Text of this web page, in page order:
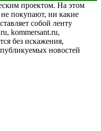
проектом. На этом
покупают, ни какие
собой ленту
kommersant.ru,
без искажения,
публикуемых новостей